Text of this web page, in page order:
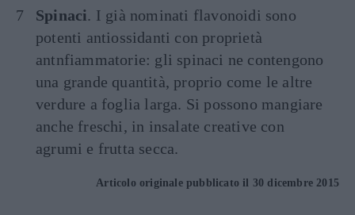
Spinaci. I già nominati flavonoidi sono
potenti antiossidanti con proprietà
antnfiammatorie: gli spinaci ne contengono
una grande quantità, proprio come le altre
verdure a foglia larga. Si possono mangiare
anche freschi, in insalate creative con
agrumi e frutta secca.
Articolo originale pubblicato il 30 dicembre 2015